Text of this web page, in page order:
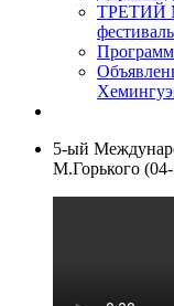
ТРЕТИЙ
5-ый
М.Горького